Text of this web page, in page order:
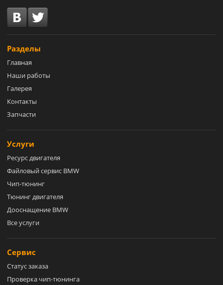
Разделы
Главная
Наши работы
Галерея
Контакты
Запчасти
Услуги
Ресурс двигателя
Файловый сервис BMW
Чип-тюнинг
Тюнинг двигателя
Дооснащение BMW
Все услуги
Сервис
Статус заказа
Проверка чип-тюнинга